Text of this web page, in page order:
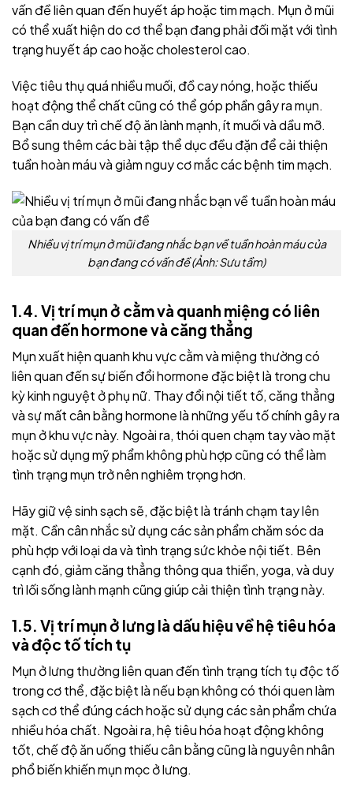
vấn đề liên quan đến huyết áp hoặc tim mạch. Mụn ở mũi
có thể xuất hiện do cơ thể bạn đang phải đối mặt với tình
trạng huyết áp cao hoặc cholesterol cao.
Việc tiêu thụ quá nhiều muối, đồ cay nóng, hoặc thiếu
hoạt động thể chất cũng có thể góp phần gây ra mụn.
Bạn cần duy trì chế độ ăn lành mạnh, ít muối và dầu mỡ.
Bổ sung thêm các bài tập thể dục đều đặn để cải thiện
tuần hoàn máu và giảm nguy cơ mắc các bệnh tim mạch.
Nhiều vị trí mụn ở mũi đang nhắc bạn về tuần hoàn máu của
bạn đang có vấn đề (Ảnh: Sưu tầm)
1.4. Vị trí mụn ở cằm và quanh miệng có liên
quan đến hormone và căng thẳng
Mụn xuất hiện quanh khu vực cằm và miệng thường có
liên quan đến sự biến đổi hormone đặc biệt là trong chu
kỳ kinh nguyệt ở phụ nữ. Thay đổi nội tiết tố, căng thẳng
và sự mất cân bằng hormone là những yếu tố chính gây ra
mụn ở khu vực này. Ngoài ra, thói quen chạm tay vào mặt
hoặc sử dụng mỹ phẩm không phù hợp cũng có thể làm
tình trạng mụn trở nên nghiêm trọng hơn.
Hãy giữ vệ sinh sạch sẽ, đặc biệt là tránh chạm tay lên
mặt. Cần cân nhắc sử dụng các sản phẩm chăm sóc da
phù hợp với loại da và tình trạng sức khỏe nội tiết. Bên
cạnh đó, giảm căng thẳng thông qua thiền, yoga, và duy
trì lối sống lành mạnh cũng giúp cải thiện tình trạng này.
1.5. Vị trí mụn ở lưng là dấu hiệu về hệ tiêu hóa
và độc tố tích tụ
Mụn ở lưng thường liên quan đến tình trạng tích tụ độc tố
trong cơ thể, đặc biệt là nếu bạn không có thói quen làm
sạch cơ thể đúng cách hoặc sử dụng các sản phẩm chứa
nhiều hóa chất. Ngoài ra, hệ tiêu hóa hoạt động không
tốt, chế độ ăn uống thiếu cân bằng cũng là nguyên nhân
phổ biến khiến mụn mọc ở lưng.